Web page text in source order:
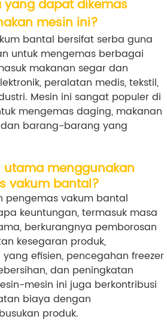
dapat dikemas
mesin ini?
bantal bersifat serba guna
untuk mengemas berbagai
makanan segar dan
peralatan medis, tekstil,
Mesin ini sangat populer di
mengemas daging, makanan
barang-barang yang
menggunakan
vakum bantal?
pengemas vakum bantal
keuntungan, termasuk masa
berkurangnya pemborosan
kesegaran produk,
efisien, pencegahan freezer
dan peningkatan
mesin ini juga berkontribusi
biaya dengan
produk.